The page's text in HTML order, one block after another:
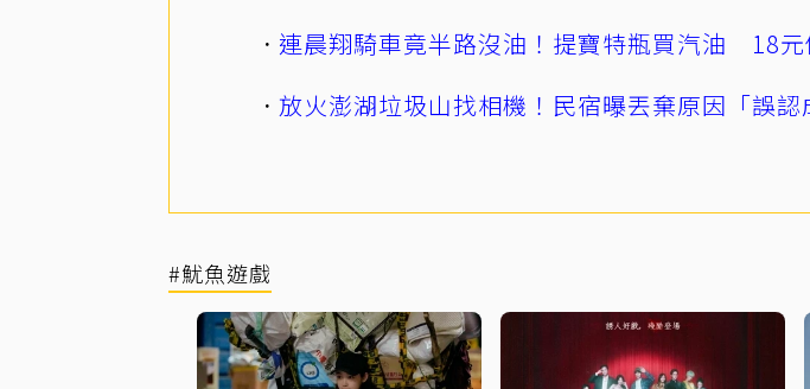
連晨翔騎車竟半路沒油！提寶特瓶買汽油 18元
放火澎湖垃圾山找相機！民宿曝丟棄原因「誤認
#魷魚遊戲